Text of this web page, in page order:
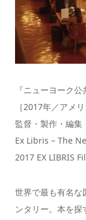
『ニューヨーク
［2017年／アメ
監督・製作・編
Ex Libris – The
2017 EX LIBRIS
世界で最も有名な
ンタリー。本を